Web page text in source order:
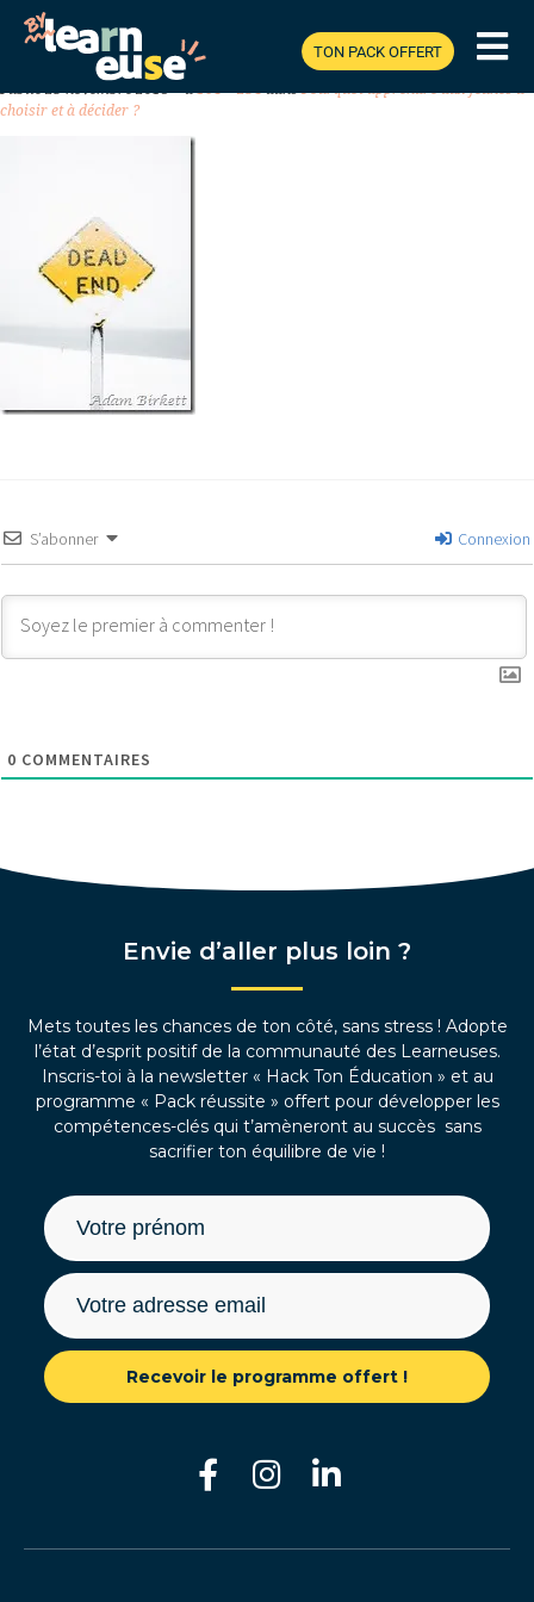
TON PACK OFFERT
Next
Publié23 novembre 2018 à164 × 234dansPourquoi apprendre aux jeunes à
choisir et à décider ?
S’abonner Connexion
0 COMMENTAIRES
Envie d’aller plus loin ?
Mets toutes les chances de ton côté, sans stress ! Adopte
l’état d’esprit positif de la communauté des Learneuses.
Inscris-toi à la newsletter « Hack Ton Éducation » et au
programme « Pack réussite » offert pour développer les
compétences-clés qui t’amèneront au succès sans
sacrifier ton équilibre de vie !
Recevoir le programme offert !